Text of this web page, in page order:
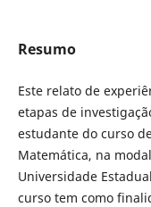
Resumo
Este relato de
etapas de
estudante do curso
Matemática, na
Universidade
curso tem como